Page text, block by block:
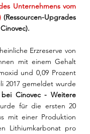
Unternehmens vom
(Ressourcen-Upgrades
Erzreserve von
mit einem Gehalt
und 0,09 Prozent
2017 gemeldet wurde
bei Cinovec - Weitere
für die ersten 20
mit einer Produktion
Lithiumkarbonat pro